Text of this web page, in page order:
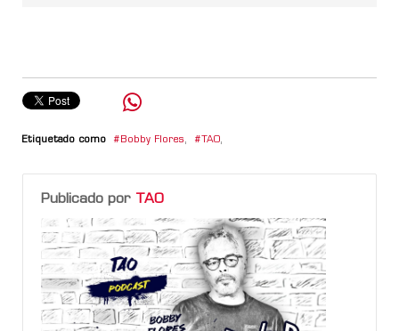
Etiquetado como Bobby Flores, TAO,
Publicado por TAO